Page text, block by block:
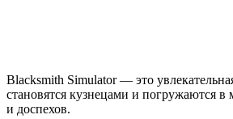
Blacksmith Simulator — это
становятся кузнецами и погружаются в
и доспехов.